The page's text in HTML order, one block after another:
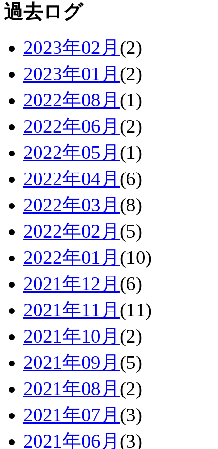
過去ログ
2023年02月 (2)
2023年01月 (2)
2022年08月 (1)
2022年06月 (2)
2022年05月 (1)
2022年04月 (6)
2022年03月 (8)
2022年02月 (5)
2022年01月 (10)
2021年12月 (6)
2021年11月 (11)
2021年10月 (2)
2021年09月 (5)
2021年08月 (2)
2021年07月 (3)
2021年06月 (3)